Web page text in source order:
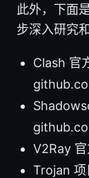
此外，下面
步深入研究
Clash 官
V2Ray
Trojan